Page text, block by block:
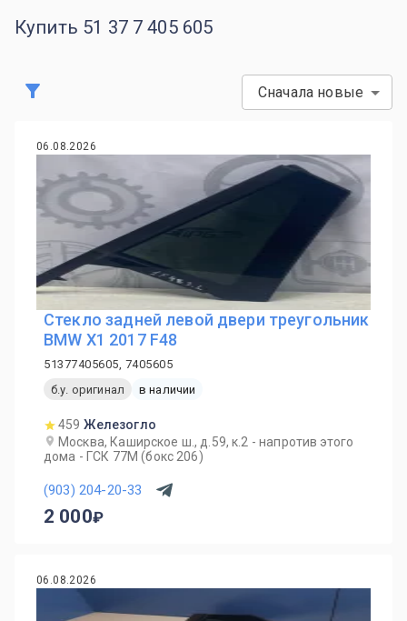
Купить 51 37 7 405 605
Сначала новые
06.08.2026
Стекло задней левой двери треугольник
BMW X1 2017 F48
51377405605, 7405605
б.у. оригинал
в наличии
459 Железогло
Москва, Каширское ш., д.59, к.2 - напротив этого
дома - ГСК 77М (бокс 206)
(903) 204-20-33
2 000
06.08.2026